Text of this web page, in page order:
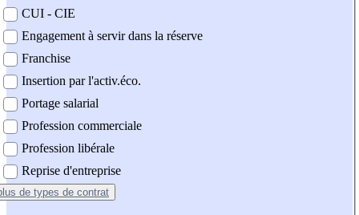
CUI - CIE
Engagement à servir dans la réserve
Franchise
Insertion par l'activ.éco.
Portage salarial
Profession commerciale
Profession libérale
Reprise d'entreprise
de types de contrat